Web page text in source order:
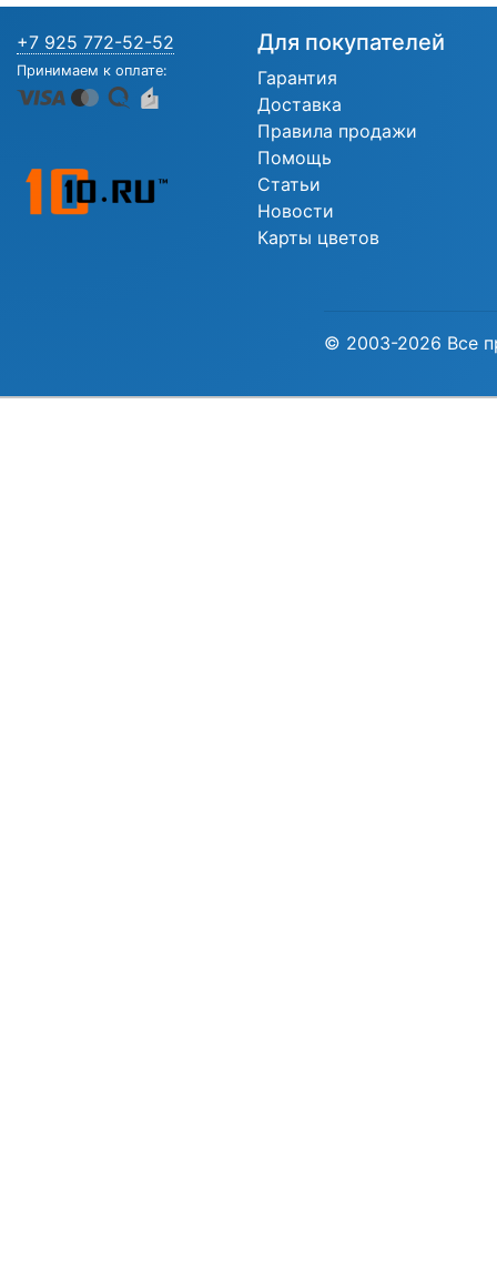
+7 925 772-52-52
Принимаем к оплате:
Для покупателей
Гарантия
Доставка
Правила продажи
Помощь
Статьи
Новости
Карты цветов
© 2003-2026 Все